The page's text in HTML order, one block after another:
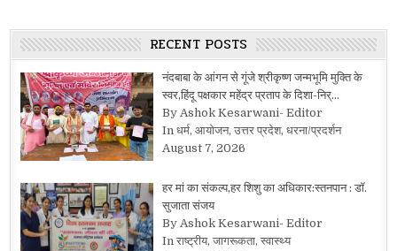
RECENT POSTS
नंदबाबा के आंगन से गूंजे श्रीकृष्ण जन्मभूमि मुक्ति के
स्वर,हिंदू पक्षकार महेंद्र प्रताप के दिशा-निर्…
By Ashok Kesarwani- Editor
In धर्म, आयोजन, उत्तर प्रदेश, धरना/प्रदर्शन
August 7, 2026
हर मां का संकल्प,हर शिशु का अधिकार:स्तनपान : डॉ.
सुजाता संजय
By Ashok Kesarwani- Editor
In राष्ट्रीय, जागरूकता, स्वास्थ्य